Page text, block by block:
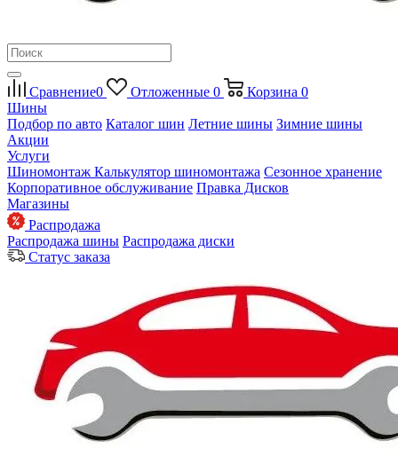
Сравнение0 Отложенные 0 Корзина 0
Шины
Подбор по авто Каталог шин Летние шины Зимние шины
Акции
Услуги
Шиномонтаж Калькулятор шиномонтажа Сезонное хранение
Корпоративное обслуживание Правка Дисков
Магазины
Распродажа
Распродажа шины Распродажа диски
Статус заказа